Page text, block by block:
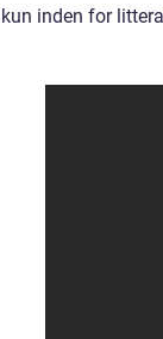
inden for